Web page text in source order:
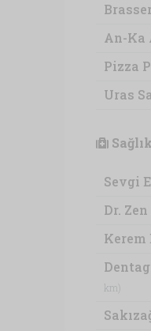
An-Ka
Pizza
Uras
Sevgi
Dr.
Kerem
km)